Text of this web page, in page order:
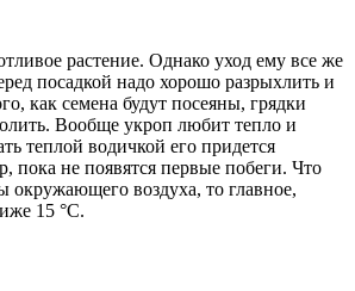
растение. Однако уход ему все же
посадкой надо хорошо разрыхлить и
как семена будут посеяны, грядки
Вообще укроп любит тепло и
теплой водичкой его придется
пока не появятся первые побеги. Что
окружающего воздуха, то главное,
15 °С.